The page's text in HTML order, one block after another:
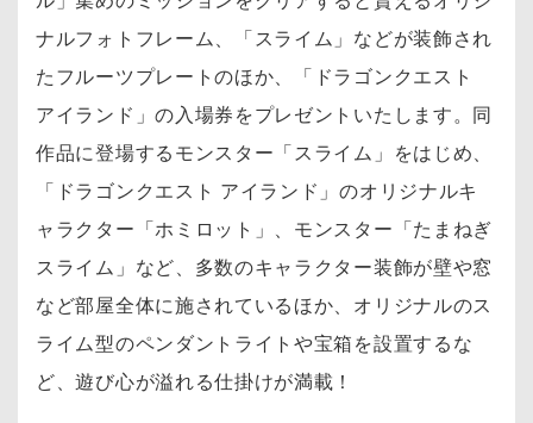
ナルフォトフレーム、「スライム」などが装飾され
たフルーツプレートのほか、「ドラゴンクエスト
アイランド」の入場券をプレゼントいたします。同
作品に登場するモンスター「スライム」をはじめ、
「ドラゴンクエスト アイランド」のオリジナルキ
ャラクター「ホミロット」、モンスター「たまねぎ
スライム」など、多数のキャラクター装飾が壁や窓
など部屋全体に施されているほか、オリジナルのス
ライム型のペンダントライトや宝箱を設置するな
ど、遊び心が溢れる仕掛けが満載！